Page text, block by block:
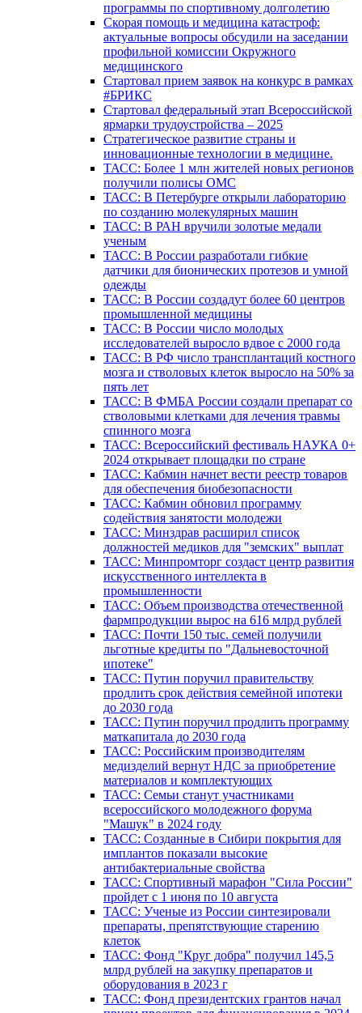
программы по спортивному долголетию
Скорая помощь и медицина катастроф:
актуальные вопросы обсудили на заседании
профильной комиссии Окружного
медицинского
Стартовал прием заявок на конкурс в рамках
#БРИКС
Стартовал федеральный этап Всероссийской
ярмарки трудоустройства – 2025
Стратегическое развитие страны и
инновационные технологии в медицине.
ТАСС: Более 1 млн жителей новых регионов
получили полисы ОМС
ТАСС: В Петербурге открыли лабораторию
по созданию молекулярных машин
ТАСС: В РАН вручили золотые медали
ученым
ТАСС: В России разработали гибкие
датчики для бионических протезов и умной
одежды
ТАСС: В России создадут более 60 центров
промышленной медицины
ТАСС: В России число молодых
исследователей выросло вдвое с 2000 года
ТАСС: В РФ число трансплантаций костного
мозга и стволовых клеток выросло на 50% за
пять лет
ТАСС: В ФМБА России создали препарат со
стволовыми клетками для лечения травмы
спинного мозга
ТАСС: Всероссийский фестиваль НАУКА 0+
2024 открывает площадки по стране
ТАСС: Кабмин начнет вести реестр товаров
для обеспечения биобезопасности
ТАСС: Кабмин обновил программу
содействия занятости молодежи
ТАСС: Минздрав расширил список
должностей медиков для "земских" выплат
ТАСС: Минпромторг создаст центр развития
искусственного интеллекта в
промышленности
ТАСС: Объем производства отечественной
фармпродукции вырос на 616 млрд рублей
ТАСС: Почти 150 тыс. семей получили
льготные кредиты по "Дальневосточной
ипотеке"
ТАСС: Путин поручил правительству
продлить срок действия семейной ипотеки
до 2030 года
ТАСС: Путин поручил продлить программу
маткапитала до 2030 года
ТАСС: Российским производителям
медизделий вернут НДС за приобретение
материалов и комплектующих
ТАСС: Семьи станут участниками
всероссийского молодежного форума
"Машук" в 2024 году
ТАСС: Созданные в Сибири покрытия для
имплантов показали высокие
антибактериальные свойства
ТАСС: Спортивный марафон "Сила России"
пройдет с 1 июня по 10 августа
ТАСС: Ученые из России синтезировали
препараты, препятствующие старению
клеток
ТАСС: Фонд "Круг добра" получил 145,5
млрд рублей на закупку препаратов и
оборудования в 2023 г
ТАСС: Фонд президентских грантов начал